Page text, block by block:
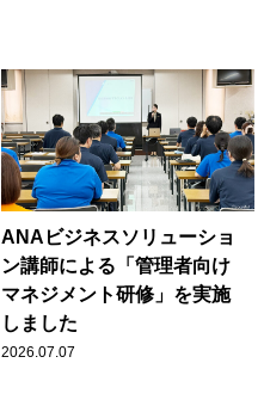
ANAビジネスソリューショ
ン講師による「管理者向け
マネジメント研修」を実施
しました
2026.07.07